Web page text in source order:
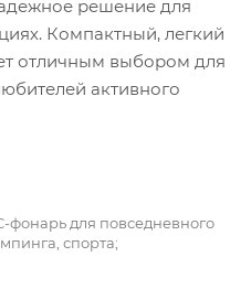
решение для
Компактный, легкий
отличным выбором для
активного
для повседневного
спорта;